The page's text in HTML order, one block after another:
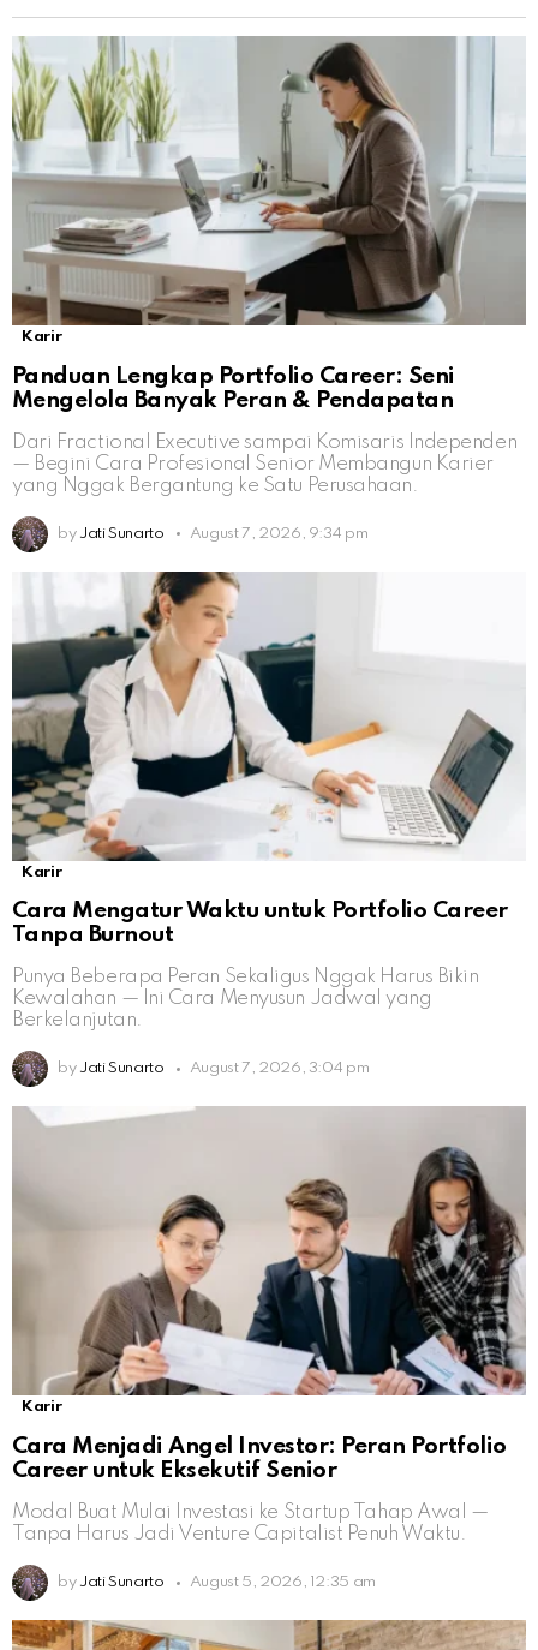
Karir
Panduan Lengkap Portfolio Career: Seni
Mengelola Banyak Peran & Pendapatan
Dari Fractional Executive sampai Komisaris Independen
— Begini Cara Profesional Senior Membangun Karier
yang Nggak Bergantung ke Satu Perusahaan.
by Jati Sunarto August 7, 2026, 9:34 pm
Karir
Cara Mengatur Waktu untuk Portfolio Career
Tanpa Burnout
Punya Beberapa Peran Sekaligus Nggak Harus Bikin
Kewalahan — Ini Cara Menyusun Jadwal yang
Berkelanjutan.
by Jati Sunarto August 7, 2026, 3:04 pm
Karir
Cara Menjadi Angel Investor: Peran Portfolio
Career untuk Eksekutif Senior
Modal Buat Mulai Investasi ke Startup Tahap Awal —
Tanpa Harus Jadi Venture Capitalist Penuh Waktu.
by Jati Sunarto August 5, 2026, 12:35 am